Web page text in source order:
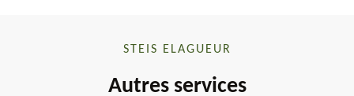
STEIS ELAGUEUR
Autres services